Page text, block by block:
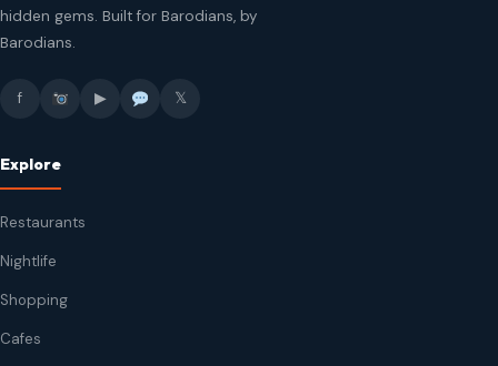
hidden gems. Built for Barodians, by
Barodians.
f ▶ 𝕏
Explore
Restaurants
Nightlife
Shopping
Cafes